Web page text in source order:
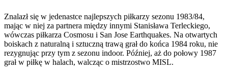
Znalazł się w jedenastce najlepszych piłkarzy sezonu 1983/84,
mając w niej za partnera między innymi Stanisława Terleckiego,
wówczas piłkarza Cosmosu i San Jose Earthquakes. Na otwartych
boiskach z naturalną i sztuczną trawą grał do końca 1984 roku, nie
rezygnując przy tym z sezonu indoor. Później, aż do połowy 1987
grał w piłkę w halach, walcząc o mistrzostwo MISL.